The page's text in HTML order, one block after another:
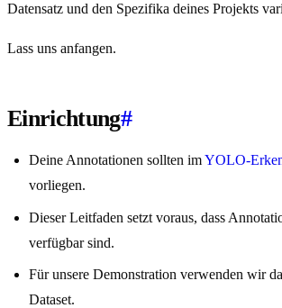
Datensatz und den Spezifika deines Projekts
Lass uns anfangen.
Einrichtung#
Deine Annotationen sollten imYOLO-
vorliegen.
Dieser Leitfaden setzt voraus, dass
verfügbar sind.
Für unsere Demonstration verwenden wir
Dataset.